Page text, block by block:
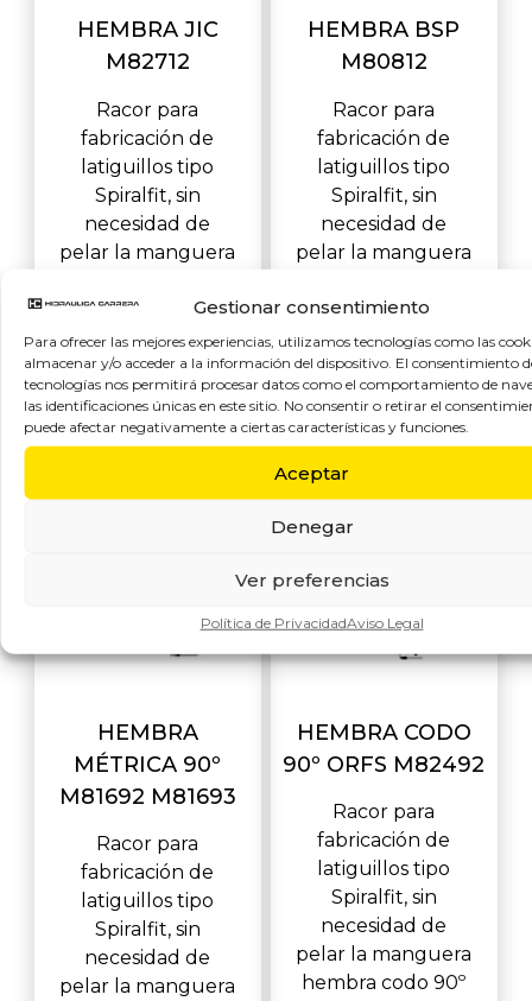
Gestionar consentimiento
Para ofrecer las mejores experiencias, utilizamos tecnologías como las
almacenar y/o acceder a la información del dispositivo. El consentimiento
tecnologías nos permitirá procesar datos como el comportamiento de
las identificaciones únicas en este sitio. No consentir o retirar el
puede afectar negativamente a ciertas características y funciones.
Aceptar
Denegar
Ver preferencias
Política de PrivacidadAviso Legal
HEMBRA JIC
M82712
Racor para
fabricación de
latiguillos tipo
Spiralfit, sin
necesidad de
pelar la manguera
37º SAE J516
según I
HEMBRA BSP
M80812
Racor para
fabricación de
latiguillos tipo
Spiralfit, sin
necesidad de
pelar la manguera
o’ring asiento 60º
seg&ua
HEMBRA
MÉTRICA 90º
M81692 M81693
Racor para
fabricación de
latiguillos tipo
Spiralfit, sin
necesidad de
pelar la manguera
HEMBRA CODO
90º ORFS M82492
Racor para
fabricación de
latiguillos tipo
Spiralfit, sin
necesidad de
pelar la manguera
hembra codo 90º